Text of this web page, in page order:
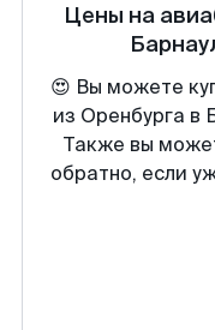
Цены на
😍 Вы можете
из Оренбурга в
Также вы
обратно, если